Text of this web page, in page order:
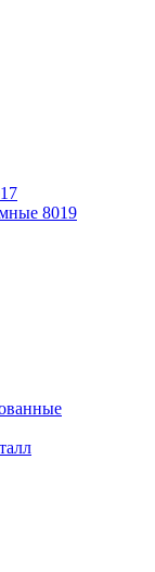
8019